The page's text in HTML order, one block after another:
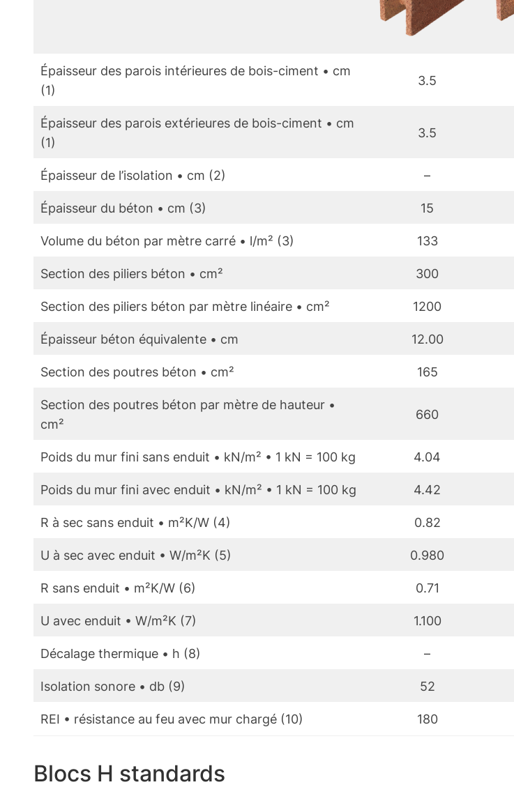
Épaisseur des parois intérieures de bois-ciment • cm
(1)
3.5
Épaisseur des parois extérieures de bois-ciment • cm
(1)
3.5
Épaisseur de l’isolation • cm (2) –
Épaisseur du béton • cm (3) 15
Volume du béton par mètre carré • l/m² (3) 133
Section des piliers béton • cm² 300
Section des piliers béton par mètre linéaire • cm² 1200
Épaisseur béton équivalente • cm 12.00
Section des poutres béton • cm² 165
Section des poutres béton par mètre de hauteur •
cm²
660
Poids du mur fini sans enduit • kN/m² • 1 kN = 100 kg 4.04
Poids du mur fini avec enduit • kN/m² • 1 kN = 100 kg 4.42
R à sec sans enduit • m²K/W (4) 0.82
U à sec avec enduit • W/m²K (5) 0.980
R sans enduit • m²K/W (6) 0.71
U avec enduit • W/m²K (7) 1.100
Décalage thermique • h (8) –
Isolation sonore • db (9) 52
REI • résistance au feu avec mur chargé (10) 180
Blocs H standards